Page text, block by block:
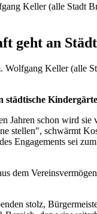
Keller (alle Stadt
geht an
Keller (alle
städtische
schon wird
stellen", schwärmt
Engagements sei
dem
stolz,